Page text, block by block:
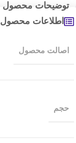
توضیحات محصول
اطلاعات محصول
اصالت محصول
حجم